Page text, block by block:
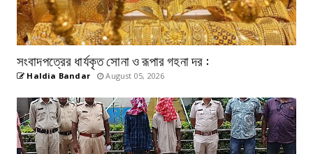
সংবাদপত্রের ধার্যকৃত সোনা ও রূপার গহনা দর :
Haldia Bandar August 05, 2026